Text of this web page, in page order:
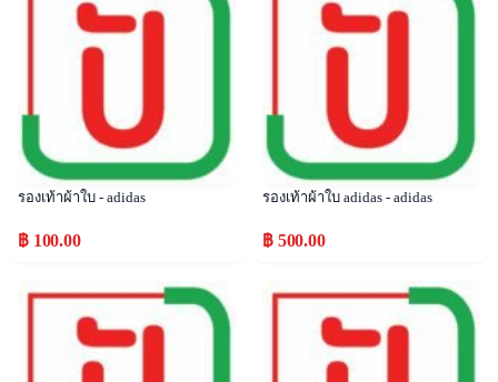
รองเท้าผ้าใบ - adidas
฿ 100.00
รองเท้าผ้าใบ adidas - adidas
฿ 500.00
Popular Popular